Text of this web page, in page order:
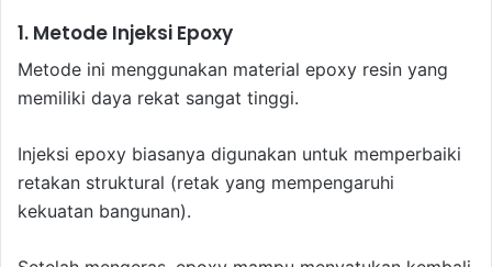
1. Metode Injeksi Epoxy
Metode ini menggunakan material epoxy resin yang
memiliki daya rekat sangat tinggi.
Injeksi epoxy biasanya digunakan untuk memperbaiki
retakan struktural (retak yang mempengaruhi
kekuatan bangunan).